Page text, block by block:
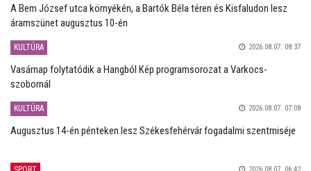
A Bem József utca környékén, a Bartók Béla téren és Kisfaludon lesz
áramszünet augusztus 10-én
KULTÚRA 2026.08.07. 08:37
Vasárnap folytatódik a Hangból Kép programsorozat a Varkocs-
szobornál
KULTÚRA 2026.08.07. 07:08
Augusztus 14-én pénteken lesz Székesfehérvár fogadalmi szentmiséje